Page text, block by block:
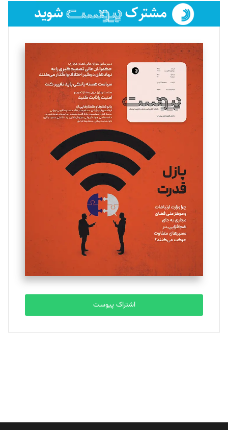
فائزه فتحی رستمی
تحریریه
سروش کرمیان
تحریریه
مینا پاکدل
یسنا امان‌پور
تحریریه
ملینا جعفری
تحریریه
مصطفی مسجدی آرانی
تحریریه
بابک نقاش
تحریریه
اشتراک پیوست